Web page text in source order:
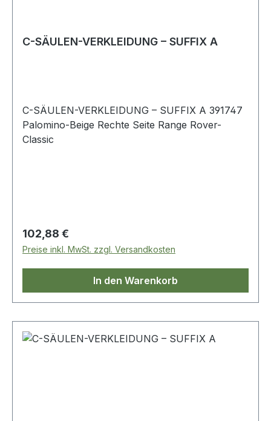
C-SÄULEN-VERKLEIDUNG – SUFFIX A
C-SÄULEN-VERKLEIDUNG – SUFFIX A 391747
Palomino-Beige Rechte Seite Range Rover-
Classic
Regulärer Preis:
102,88 €
Preise inkl. MwSt. zzgl. Versandkosten
In den Warenkorb